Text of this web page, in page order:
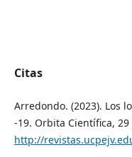
Citas
Arredondo. (2023). Los
-19. Orbita Científica, 29
http://